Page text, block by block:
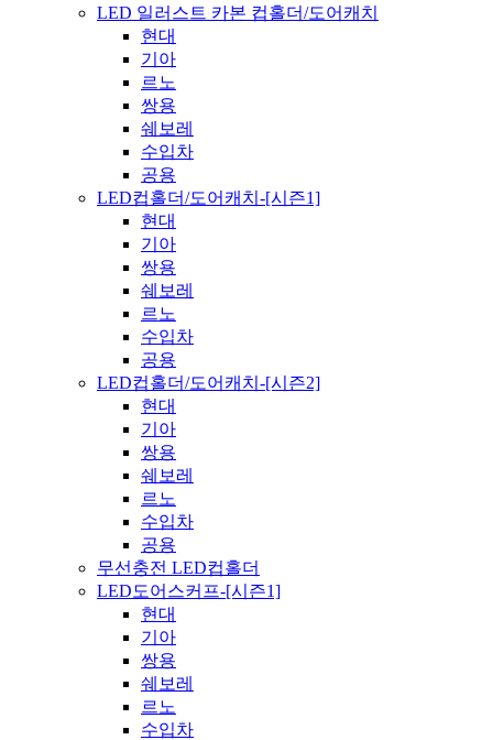
LED 일러스트 카본 컵홀더/도어캐치
현대
기아
르노
쌍용
쉐보레
수입차
공용
LED컵홀더/도어캐치-[시즌1]
현대
기아
쌍용
쉐보레
르노
수입차
공용
LED컵홀더/도어캐치-[시즌2]
현대
기아
쌍용
쉐보레
르노
수입차
공용
무선충전 LED컵홀더
LED도어스커프-[시즌1]
현대
기아
쌍용
쉐보레
르노
수입차